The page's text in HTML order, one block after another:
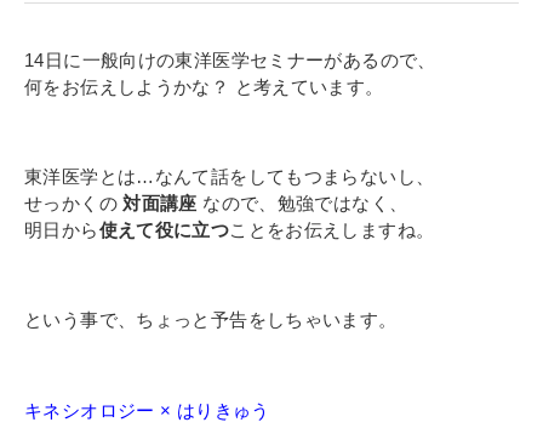
よくあるご質問
在校生の皆さまへ
卒業生の皆さまへ
新着情報
14日に一般向けの東洋医学セミナーがあるので、
何をお伝えしようかな？ と考えています。
東洋医学とは…なんて話をしてもつまらないし、
せっかくの対面講座 なので、勉強ではなく、
明日から使えて役に立つことをお伝えしますね。
という事で、ちょっと予告をしちゃいます。
キネシオロジー × はりきゅう